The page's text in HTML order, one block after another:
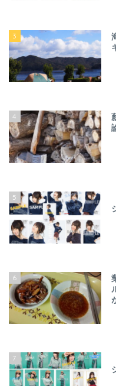
3
4
5
6
7